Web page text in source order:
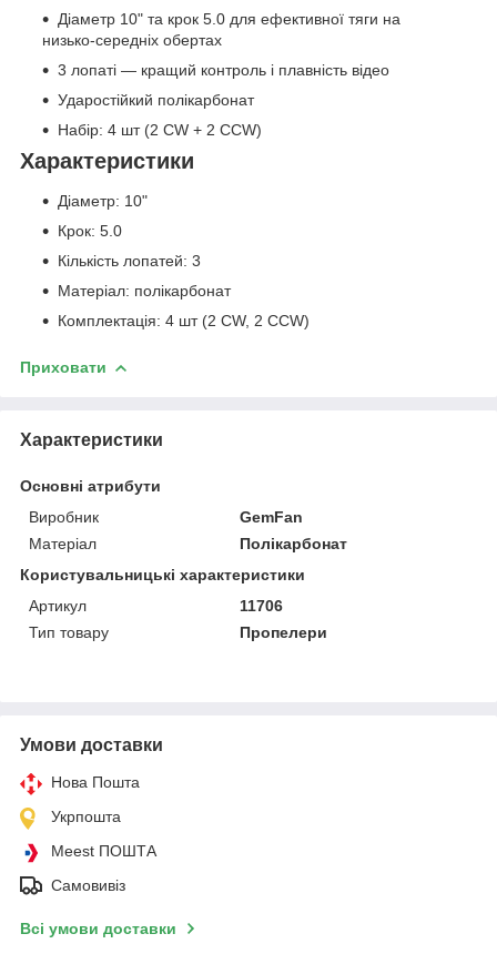
Діаметр 10" та крок 5.0 для ефективної тяги на
низько-середніх обертах
3 лопаті — кращий контроль і плавність відео
Ударостійкий полікарбонат
Набір: 4 шт (2 CW + 2 CCW)
Характеристики
Діаметр: 10"
Крок: 5.0
Кількість лопатей: 3
Матеріал: полікарбонат
Комплектація: 4 шт (2 CW, 2 CCW)
Приховати
Характеристики
Основні атрибути
Виробник
GemFan
Матеріал
Полікарбонат
Користувальницькі характеристики
Артикул
11706
Тип товару
Пропелери
Умови доставки
Нова Пошта
Укрпошта
Meest ПОШТА
Самовивіз
Всі умови доставки